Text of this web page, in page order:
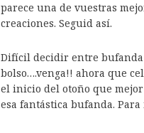
parece una de vuestras
creaciones. Seguid así.
Difícil decidir entre
bolso….venga!! ahora que
el inicio del otoño que
esa fantástica bufanda.